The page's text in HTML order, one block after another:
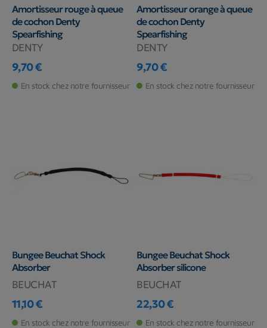
Amortisseur rouge à queue
de cochon Denty
Spearfishing
DENTY
Prix
9,70 €
En stock chez notre fournisseur
Amortisseur orange à queue
de cochon Denty
Spearfishing
DENTY
Prix
9,70 €
En stock chez notre fournisseur
Bungee Beuchat Shock
Absorber
BEUCHAT
Prix
11,10 €
En stock chez notre fournisseur
Bungee Beuchat Shock
Absorber silicone
BEUCHAT
Prix
22,30 €
En stock chez notre fournisseur